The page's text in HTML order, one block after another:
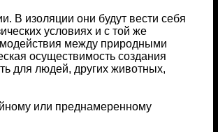
В изоляции они будут вести себя
условиях и с той же
между природными
осуществимость создания
для людей, других животных,
или преднамеренному